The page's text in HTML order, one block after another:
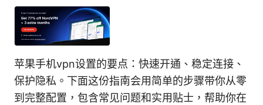
苹果手机vpn设置的要点：快速开通、稳定连接、
保护隐私。下面这份指南会用简单的步骤带你从零
到完整配置，包含常见问题和实用贴士，帮助你在